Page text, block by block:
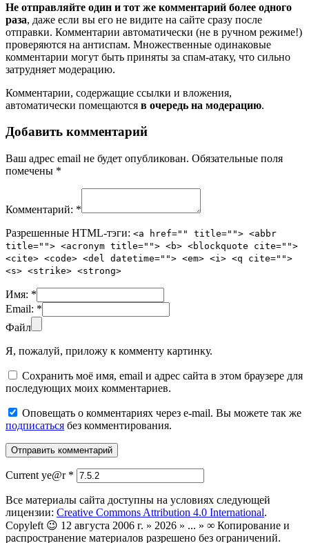
Не отправляйте один и тот же комментарий более одного
раза, даже если вы его не видите на сайте сразу после
отправки. Комментарии автоматически (не в ручном режиме!)
проверяются на антиспам. Множественные одинаковые
комментарии могут быть приняты за спам-атаку, что сильно
затрудняет модерацию.
Комментарии, содержащие ссылки и вложения,
автоматически помещаются в очередь на модерацию.
Добавить комментарий
Ваш адрес email не будет опубликован. Обязательные поля
помечены *
Комментарий: *
Разрешенные HTML-тэги: <a href="" title=""> <abbr
title=""> <acronym title=""> <b> <blockquote cite="">
<cite> <code> <del datetime=""> <em> <i> <q cite="">
<s> <strike> <strong>
Имя: *
Email: *
Файл
Я, пожалуй, приложу к комменту картинку.
Сохранить моё имя, email и адрес сайта в этом браузере для
последующих моих комментариев.
Оповещать о комментариях через e-mail. Вы можете так же
подписаться без комментирования.
Current ye@r *
Все материалы сайта доступны на условиях следующей
лицензии: Creative Commons Attribution 4.0 International.
Copyleft 😉 12 августа 2006 г. » 2026 » ... » ∞ Копирование и
распространение материалов разрешено без ограничений.